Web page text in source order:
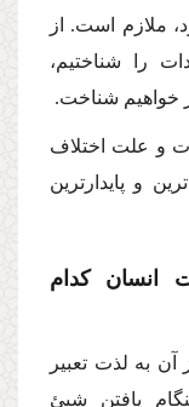
ملازم است. از
را شناختیم،
خواهیم شناخت.
و علت اختلاف
و پایدارترین
انسان كدام
به لذت تعبیر
یافتن شیئ